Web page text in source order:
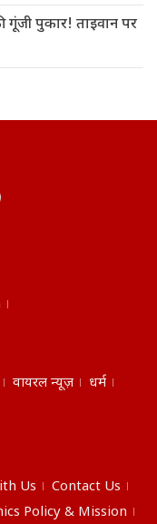
पुकार! ताइवान पर
वायरल न्यूज़
धर्म
Us
Contact Us
Policy & Mission